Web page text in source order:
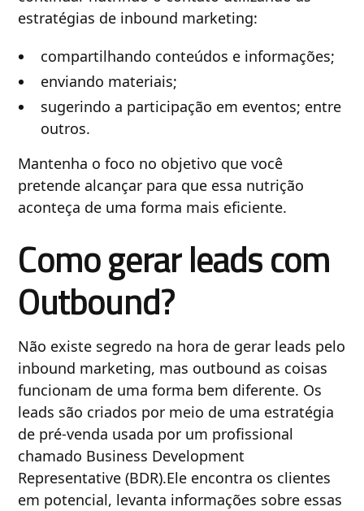
estratégias de inbound marketing:
compartilhando conteúdos e informações;
enviando materiais;
sugerindo a participação em eventos; entre
outros.
Mantenha o foco no objetivo que você
pretende alcançar para que essa nutrição
aconteça de uma forma mais eficiente.
Como gerar leads com
Outbound?
Não existe segredo na hora de gerar leads pelo
inbound marketing, mas outbound as coisas
funcionam de uma forma bem diferente. Os
leads são criados por meio de uma estratégia
de pré-venda usada por um profissional
chamado Business Development
Representative (BDR).Ele encontra os clientes
em potencial, levanta informações sobre essas